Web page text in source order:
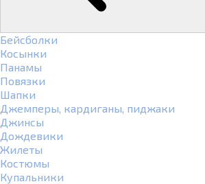
Бейсболки
Косынки
Панамы
Повязки
Шапки
Джемперы, кардиганы, пиджаки
Джинсы
Дождевики
Жилеты
Костюмы
Купальники